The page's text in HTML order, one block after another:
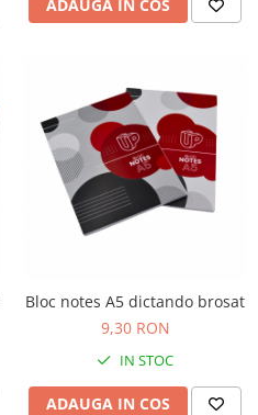
ADAUGA IN COS
Bloc notes A5 dictando brosat
9,30 RON
IN STOC
ADAUGA IN COS